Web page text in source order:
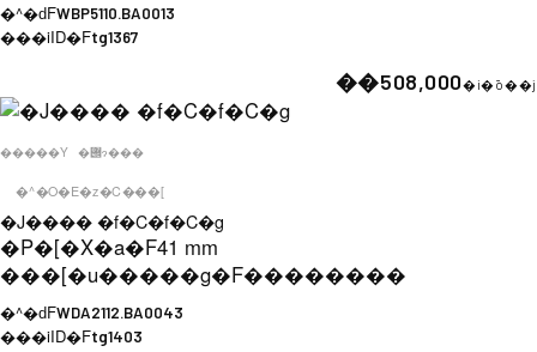
�^�ԁFWBP5110.BA0013
���iID�Ftg1367
��508,000�i�ō��j
�����Y �݌ɂ���
�^�O�E�z�C���[
�J���� �f�C�f�C�g
�P�[�X�a�F41 mm
���[�u�����g�F��������
�^�ԁFWDA2112.BA0043
���iID�Ftg1403